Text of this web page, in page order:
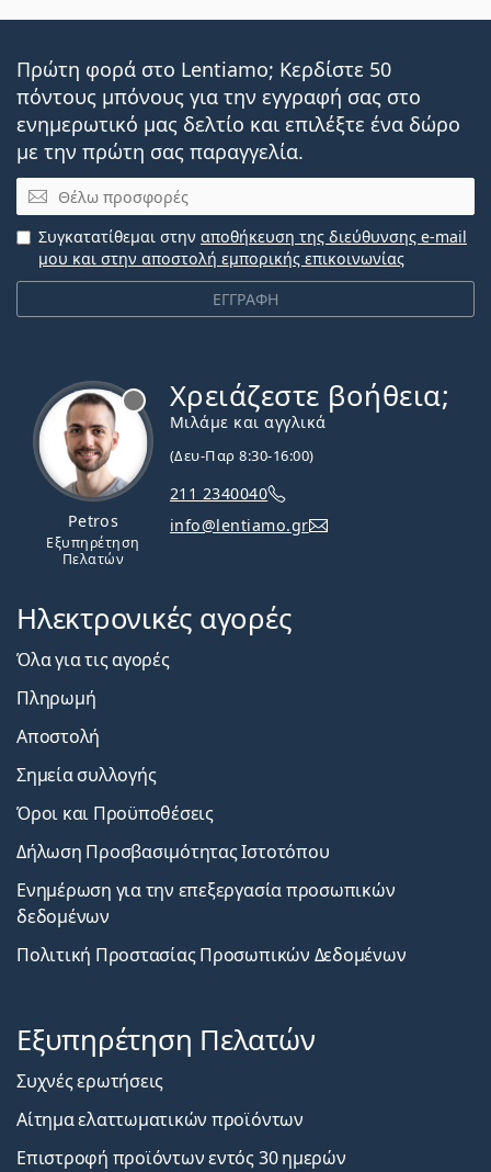
Πρώτη φορά στο Lentiamo; Κερδίστε 50
πόντους μπόνους για την εγγραφή σας στο
ενημερωτικό μας δελτίο και επιλέξτε ένα δώρο
με την πρώτη σας παραγγελία.
Email
ΕΓΓΡΑΦΗ
Συγκατατίθεμαι στην αποθήκευση της διεύθυνσης e-mail
μου και στην αποστολή εμπορικής επικοινωνίας
Petros
Εξυπηρέτηση
Πελατών
Χρειάζεστε βοήθεια;
Μιλάμε και αγγλικά
(Δευ-Παρ 8:30-16:00)
211 2340040
info@lentiamo.gr
Ηλεκτρονικές αγορές
Όλα για τις αγορές
Πληρωμή
Αποστολή
Σημεία συλλογής
Όροι και Προϋποθέσεις
Δήλωση Προσβασιμότητας Ιστοτόπου
Ενημέρωση για την επεξεργασία προσωπικών
δεδομένων
Πολιτική Προστασίας Προσωπικών Δεδομένων
Εξυπηρέτηση Πελατών
Συχνές ερωτήσεις
Αίτημα ελαττωματικών προϊόντων
Επιστροφή προϊόντων εντός 30 ημερών